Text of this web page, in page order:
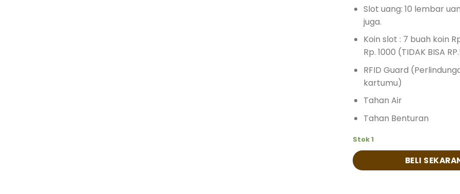
Slot uang: 10 lembar
juga.
Koin slot : 7 buah koin
Rp. 1000 (TIDAK BISA
RFID Guard
kartumu)
Tahan Air
Tahan Benturan
Stok 1
BELI